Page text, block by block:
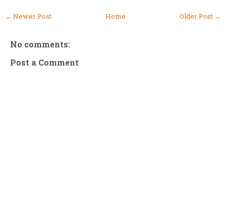
← Newer Post Older Post →
Home
No comments:
Post a Comment